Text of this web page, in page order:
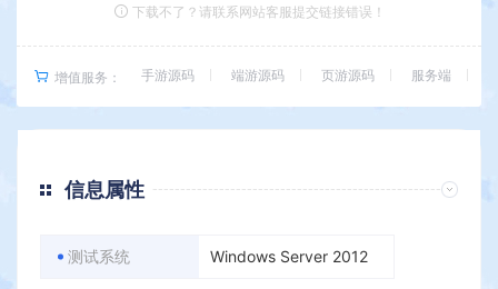
下载不了？请联系网站客服提交链接错误！
增值服务： 手游源码 端游源码 页游源码 服务端
信息属性
测试系统 Windows Server 2012